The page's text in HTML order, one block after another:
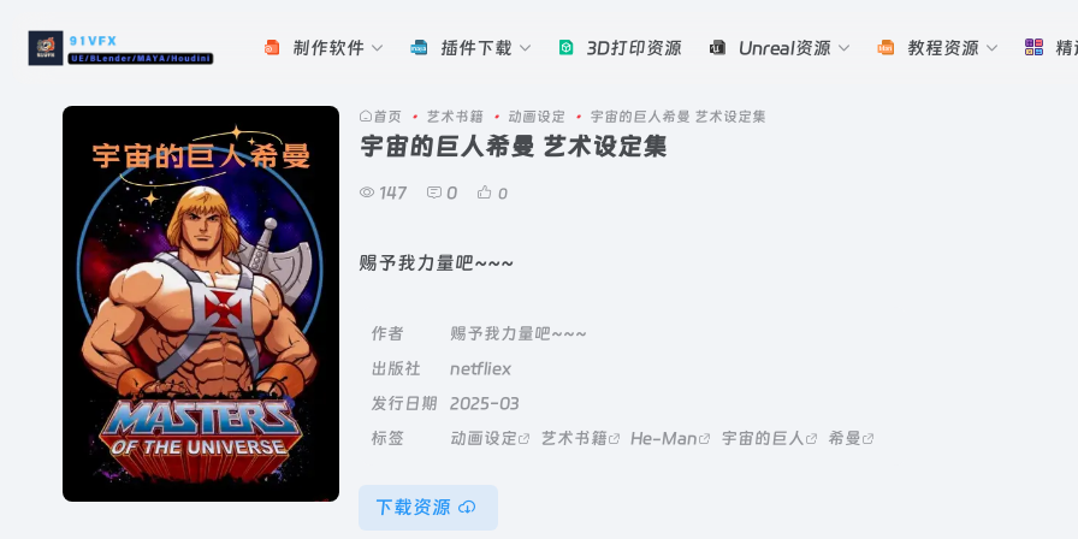
制作软件 插件下载 3D打印资源 Unreal资源 教程资源 精
首页 • 艺术书籍 • 动画设定 • 宇宙的巨人希曼 艺术设定集
宇宙的巨人希曼 艺术设定集
147 0 0
赐予我力量吧~~~
作者
赐予我力量吧~~~
出版社
netfliex
发行日期
2025-03
标签
动画设定 艺术书籍 He-Man 宇宙的巨人 希曼
下载资源